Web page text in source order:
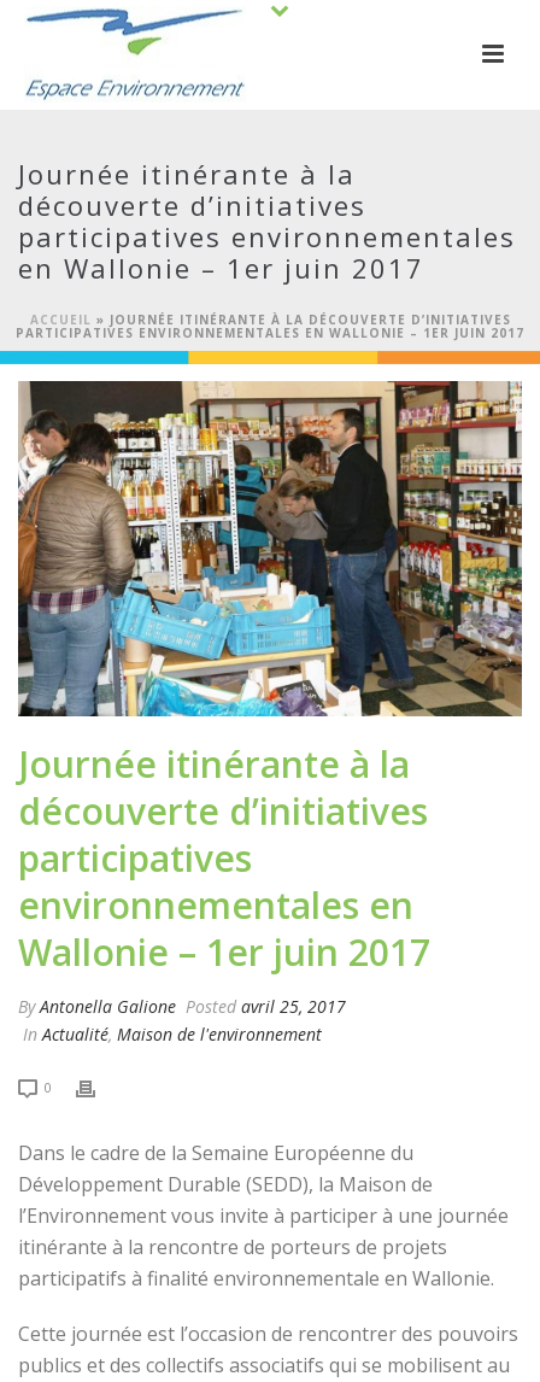
Journée itinérante à la
découverte d’initiatives
participatives environnementales
en Wallonie – 1er juin 2017
ACCUEIL » JOURNÉE ITINÉRANTE À LA DÉCOUVERTE D’INITIATIVES
PARTICIPATIVES ENVIRONNEMENTALES EN WALLONIE – 1ER JUIN 2017
Journée itinérante à la
découverte d’initiatives
participatives
environnementales en
Wallonie – 1er juin 2017
ByAntonella Galione Posted avril 25, 2017
InActualité, Maison de l'environnement
0
Dans le cadre de la Semaine Européenne du
Développement Durable (SEDD), la Maison de
l’Environnement vous invite à participer à une journée
itinérante à la rencontre de porteurs de projets
participatifs à finalité environnementale en Wallonie.
Cette journée est l’occasion de rencontrer des pouvoirs
publics et des collectifs associatifs qui se mobilisent au